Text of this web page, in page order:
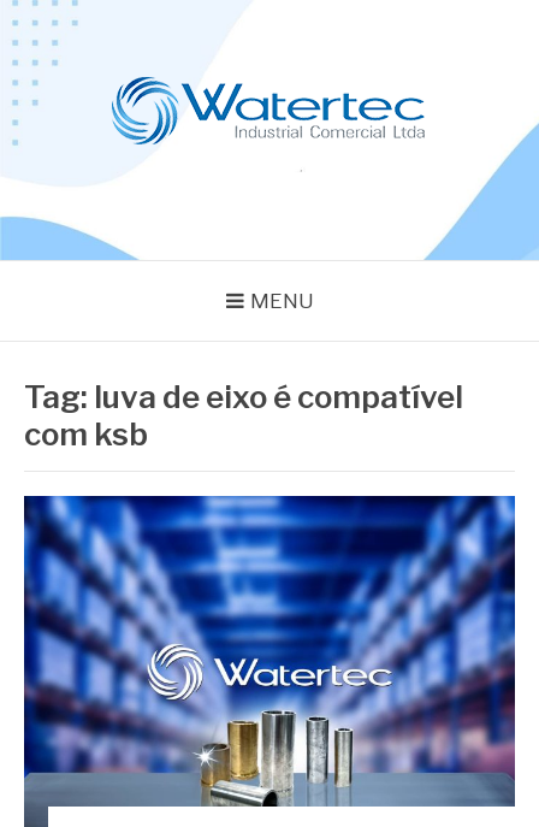
Pular
para
conteúdo
MENU
Tag: luva de eixo é compatível
com ksb